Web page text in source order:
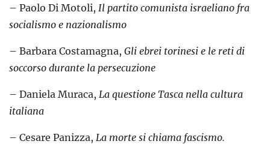
– Paolo Di Motoli, Il partito comunista israeliano fra
socialismo e nazionalismo
– Barbara Costamagna, Gli ebrei torinesi e le reti di
soccorso durante la persecuzione
– Daniela Muraca, La questione Tasca nella cultura
italiana
– Cesare Panizza, La morte si chiama fascismo.